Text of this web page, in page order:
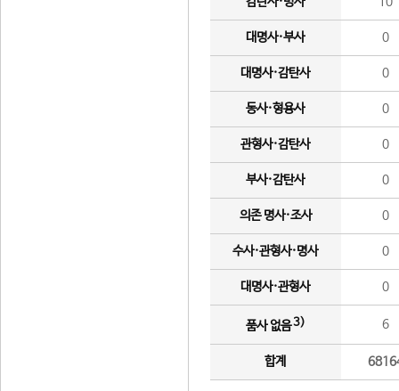
대명사·부사 0
대명사·감탄사 0
동사·형용사 0
관형사·감탄사 0
부사·감탄사 0
의존 명사·조사 0
수사·관형사·명사 0
대명사·관형사 0
품사 없음3) 6
합계